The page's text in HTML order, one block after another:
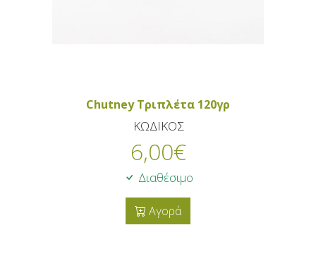
Chutney Τριπλέτα 120γρ
ΚΩΔΙΚΟΣ
6,00€
Διαθέσιμο
Αγορά